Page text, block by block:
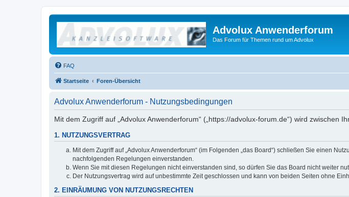
Advolux Anwenderforum
Das Forum für Themen rund um Advolux
FAQ
Startseite Foren-Übersicht
Advolux Anwenderforum - Nutzungsbedingungen
Mit dem Zugriff auf „Advolux Anwenderforum“ („https://advolux-forum.de“) wird
1. NUTZUNGSVERTRAG
Mit dem Zugriff auf „Advolux Anwenderforum“ (im Folgenden „das Board“) schließen Sie einen
nachfolgenden Regelungen einverstanden.
Wenn Sie mit diesen Regelungen nicht einverstanden sind, so dürfen Sie das Board nicht weiter
Der Nutzungsvertrag wird auf unbestimmte Zeit geschlossen und kann von beiden Seiten ohne
2. EINRÄUMUNG VON NUTZUNGSRECHTEN